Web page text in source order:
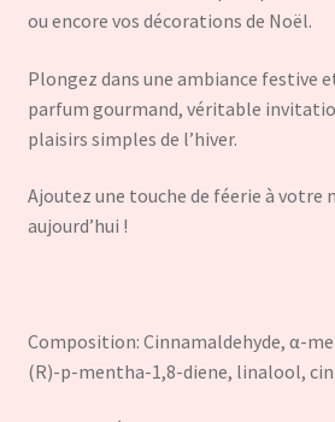
ou encore vos décorations de Noël.
Plongez dans une ambiance festive
parfum gourmand, véritable
plaisirs simples de l’hiver.
Ajoutez une touche de féerie à votre
aujourd’hui !
Composition: Cinnamaldehyde, α-
(R)-p-mentha-1,8-diene, linalool,